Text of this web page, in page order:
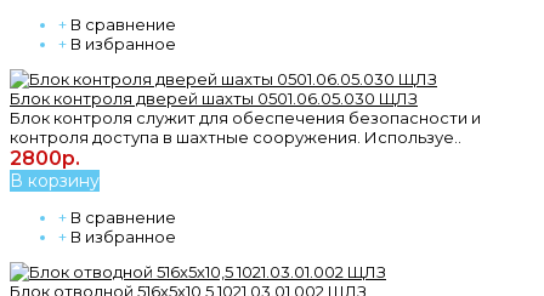
+ В сравнение
+ В избранное
Блок контроля дверей шахты 0501.06.05.030 ЩЛЗ
Блок контроля служит для обеспечения безопасности и
контроля доступа в шахтные сооружения. Используе..
2800р.
В корзину
+ В сравнение
+ В избранное
Блок отводной 516х5х10,5 1021.03.01.002 ЩЛЗ